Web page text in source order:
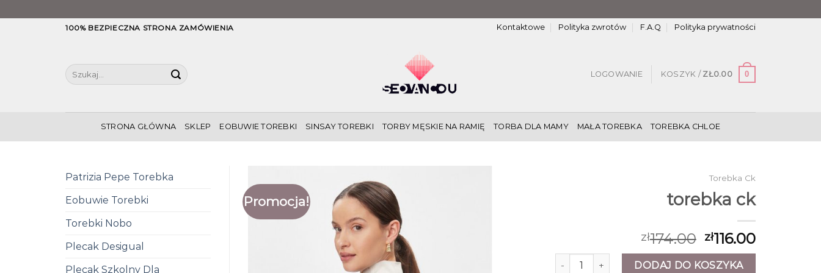
100% BEZPIECZNA STRONA ZAMÓWIENIA Kontaktowe Polityka zwrotów F.A.Q Polityka prywatności
Szukaj:
LOGOWANIE KOSZYK / ZŁ0.00 0
STRONA GŁÓWNA SKLEP EOBUWIE TOREBKI SINSAY TOREBKI TORBY MĘSKIE NA RAMIĘ TORBA DLA MAMY MAŁA TOREBKA TOREBKA CHLOE
Patrizia Pepe Torebka
Eobuwie Torebki
Torebki Nobo
Plecak Desigual
Plecak Szkolny Dla
Promocja!
Torebka Ck
torebka ck
zł174.00 zł116.00
ilość torebka ck DODAJ DO KOSZYKA